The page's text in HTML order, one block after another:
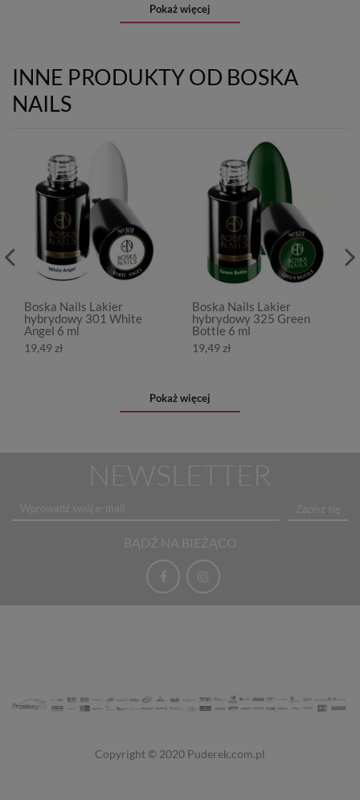
Pokaż więcej
INNE PRODUKTY OD BOSKA
NAILS
Boska Nails Lakier
hybrydowy 301 White
Angel 6 ml
19,49 zł
Boska Nails Lakier
hybrydowy 325 Green
Bottle 6 ml
19,49 zł
Pokaż więcej
NEWSLETTER
Zapisz się
BĄDŹ NA BIEŻĄCO
Copyright © 2020 Puderek.com.pl